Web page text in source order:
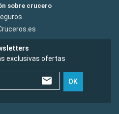
sobre crucero
exclusivas ofertas
OK